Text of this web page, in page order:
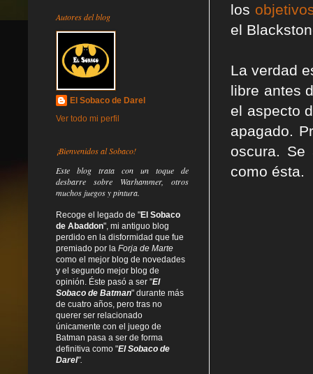
los
el
La verdad
libre antes
el aspecto
apagado.
oscura. Se
como ésta.
Autores del blog
El Sobaco de Darel
Ver todo mi perfil
¡Bienvenidos al Sobaco!
Este blog trata con un toque de
desbarre sobre Warhammer, otros
muchos juegos y pintura.
Recoge el legado de "El Sobaco
de Abaddon", mi antiguo blog
perdido en la disformidad que fue
premiado por la Forja de Marte
como el mejor blog de novedades
y el segundo mejor blog de
opinión. Éste pasó a ser "El
Sobaco de Batman" durante más
de cuatro años, pero tras no
querer ser relacionado
únicamente con el juego de
Batman pasa a ser de forma
definitiva como "El Sobaco de
Darel".